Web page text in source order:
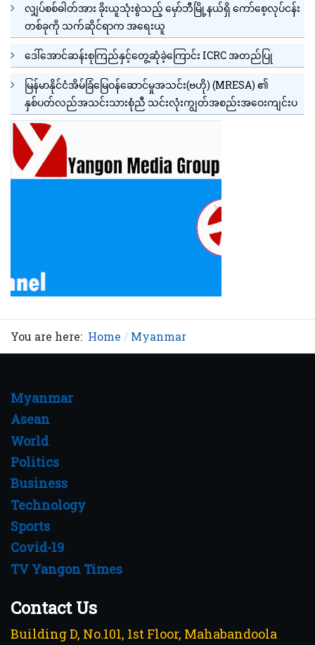
လျှပ်စစ်ဓါတ်အား ခိုးယူသုံးစွဲသည့် မှော်ဘီမြို့နယ်ရှိ ကော်စေ့လုပ်ငန်း
တစ်ခုကို သက်ဆိုင်ရာက အရေးယူ
ဒေါ်အောင်ဆန်းစုကြည်နှင့်တွေ့ဆုံခဲ့ကြောင်း ICRC အတည်ပြု
မြန်မာနိုင်ငံအိမ်ခြံမြေဝန်ဆောင်မှုအသင်း(ဗဟို) (MRESA) ၏
နှစ်ပတ်လည်အသင်းသားစုံညီ သင်းလုံးကျွတ်အစည်းအဝေးကျင်းပ
You are here: Home Myanmar
Myanmar
Asean
World
Politics
Business
Technology
Sports
Covid-19
TV Yangon Times
Contact Us
Building D, No.101, 1st Floor, Mahabandoola